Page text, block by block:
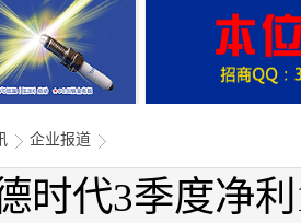
企业报道
时代3季度净